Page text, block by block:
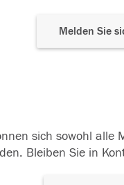
Melden Sie
sich sowohl
Bleiben Sie in